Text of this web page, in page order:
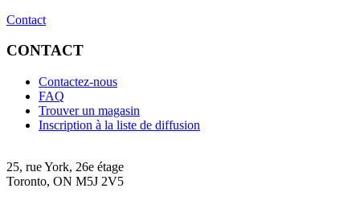
Contact
CONTACT
Contactez-nous
FAQ
Trouver un magasin
Inscription à la liste de diffusion
25, rue York, 26e étage
Toronto, ON M5J 2V5